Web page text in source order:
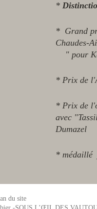
*
* Grand
Chaudes-
" pour
* Prix de
* Prix de
avec
Dumazel
* médaillé
du site